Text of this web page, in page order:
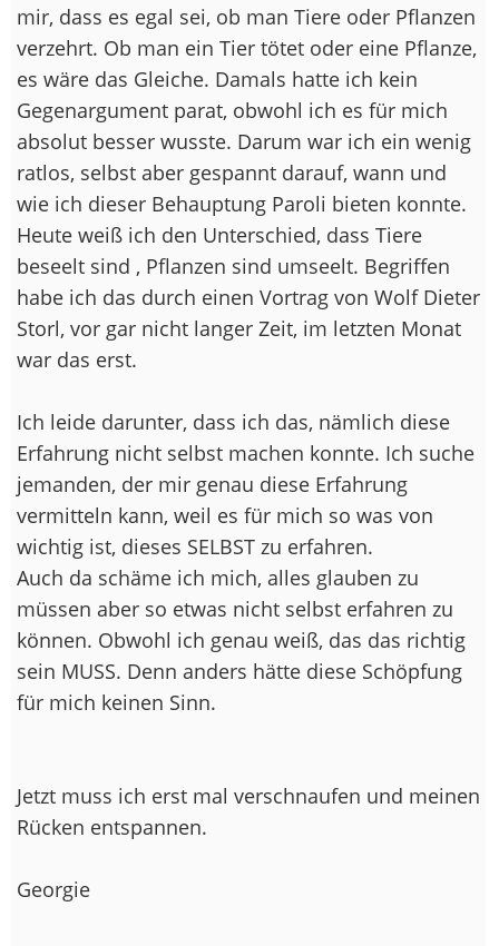
mir, dass es egal sei, ob man Tiere oder Pflanzen
verzehrt. Ob man ein Tier tötet oder eine Pflanze,
es wäre das Gleiche. Damals hatte ich kein
Gegenargument parat, obwohl ich es für mich
absolut besser wusste. Darum war ich ein wenig
ratlos, selbst aber gespannt darauf, wann und
wie ich dieser Behauptung Paroli bieten konnte.
Heute weiß ich den Unterschied, dass Tiere
beseelt sind , Pflanzen sind umseelt. Begriffen
habe ich das durch einen Vortrag von Wolf Dieter
Storl, vor gar nicht langer Zeit, im letzten Monat
war das erst.
Ich leide darunter, dass ich das, nämlich diese
Erfahrung nicht selbst machen konnte. Ich suche
jemanden, der mir genau diese Erfahrung
vermitteln kann, weil es für mich so was von
wichtig ist, dieses SELBST zu erfahren.
Auch da schäme ich mich, alles glauben zu
müssen aber so etwas nicht selbst erfahren zu
können. Obwohl ich genau weiß, das das richtig
sein MUSS. Denn anders hätte diese Schöpfung
für mich keinen Sinn.
Jetzt muss ich erst mal verschnaufen und meinen
Rücken entspannen.
Georgie